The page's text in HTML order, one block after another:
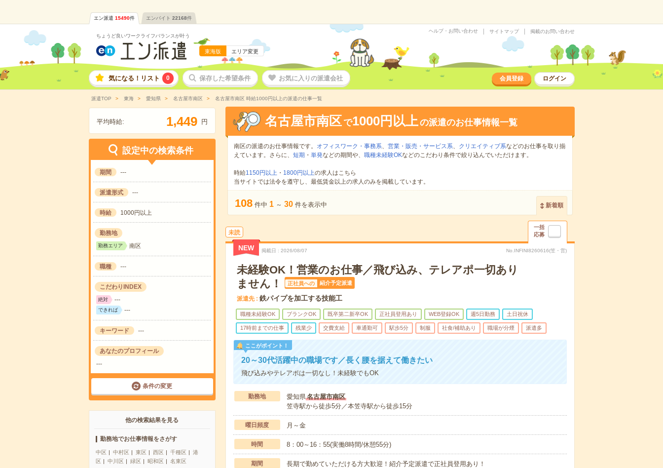
エン派遣 15490件 エンバイト 22168件
ちょうど良いワークライフバランスが叶う
東海版 エリア変更
ヘルプ・お問い合わせ サイトマップ 掲載のお問い合わせ
気になる！リスト 0 保存した希望条件 お気に入りの派遣会社 会員登録 ログイン
派遣TOP 東海 愛知県 名古屋市南区 名古屋市南区 時給1000円以上の派遣の仕事一覧
平均時給: 1,449 円
設定中の検索条件
期間 ---
派遣形式 ---
時給 1000円以上
勤務地
勤務エリア 南区
職種 ---
こだわりINDEX
絶対 ---
できれば ---
キーワード ---
あなたのプロフィール
---
条件の変更
他の検索結果を見る
勤務地でお仕事情報をさがす
中区 中村区 東区 西区 千種区
港
区
中川区 緑区 昭和区 名東区
名古屋市南区 で1000円以上の派遣のお仕事情報一覧
南区の派遣のお仕事情報です。 オフィスワーク・事務系、 営業・販売・サービス系、 クリエイティブ系などのお仕事を取り揃
えています。さらに、 短期 ・ 単発などの期間や、 職種未経験OKなどのこだわり条件で絞り込んでいただけます。
時給1150円以上・ 1800円以上の求人はこちら
当サイトでは法令を遵守し、最低賃金以上の求人のみを掲載しています。
108 件中 1 ～ 30 件を表示中 新着順
未読
一括
応募
NEW 掲載日 2026/08/07 No.INFINI8260616(笠・営)
未経験OK！営業のお仕事／飛び込み、テレアポ一切あり
ません！
正社員への 紹介予定派遣
派遣先 鉄パイプを加工する技能工
職種未経験OK ブランクOK 既卒第二新卒OK 正社員登用あり WEB登録OK 週5日勤務 土日祝休
17時前までの仕事 残業少 交費支給 車通勤可 駅歩5分 制服 社食/補助あり 職場が分煙 派遣多
ここがポイント！
20～30代活躍中の職場です／長く腰を据えて働きたい
飛び込みやテレアポは一切なし！未経験でもOK
勤務地 愛知県名古屋市南区
笠寺駅から徒歩5分／本笠寺駅から徒歩15分
曜日頻度 月～金
時間 8：00～16：55(実働8時間/休憩55分)
期間 長期で勤めていただける方大歓迎！紹介予定派遣で正社員登用あり！